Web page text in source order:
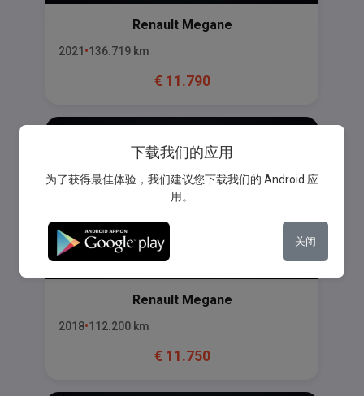
Renault Megane
2021 136.719 km
€ 11.790
Renault Megane
2018 112.200 km
€ 11.750
下载我们的应用
为了获得最佳体验，我们建议您下载我们的 Android 应
用。
关闭